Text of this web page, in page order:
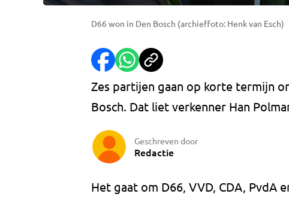
D66 won in Den Bosch (archieffoto: Henk van Esch)
Zes partijen gaan op korte termijn
Bosch. Dat liet verkenner Han
Geschreven door
Redactie
Het gaat om D66, VVD, CDA, PvdA